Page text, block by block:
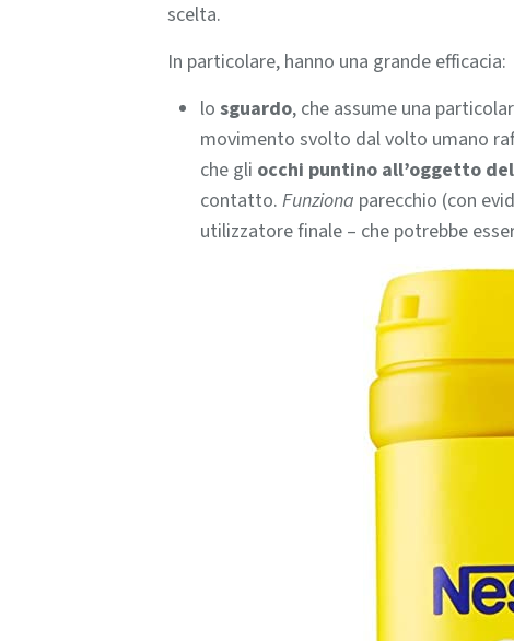
scelta.
In particolare, hanno una grande efficacia:
lo sguardo, che assume una
movimento svolto dal volto umano
che gli occhi puntino all’oggetto
contatto. Funziona parecchio (con
utilizzatore finale – che potrebbe